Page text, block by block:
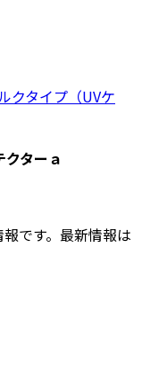
クタイプ（UVケ
ターａ
です。最新情報は